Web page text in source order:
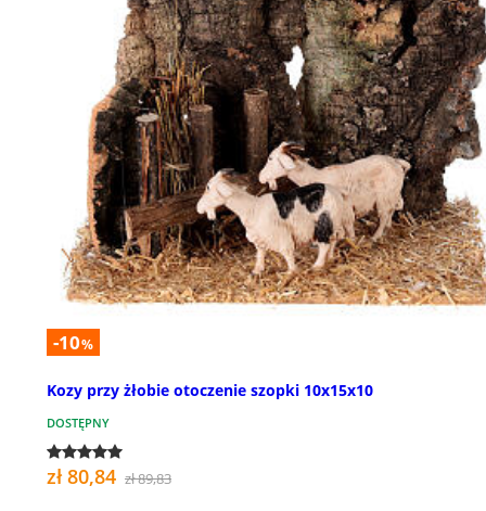
-10%
Kozy przy żłobie otoczenie szopki 10x15x10
DOSTĘPNY
zł 80,84 zł 89,83